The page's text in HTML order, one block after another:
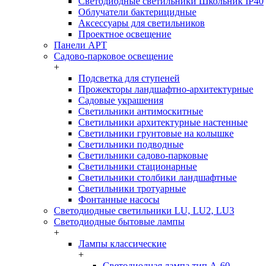
Облучатели бактерицидные
Аксессуары для светильников
Проектное освещение
Панели АРТ
Садово-парковое освещение
+
Подсветка для ступеней
Прожекторы ландшафтно-архитектурные
Садовые украшения
Светильники антимоскитные
Светильники архитектурные настенные
Светильники грунтовые на колышке
Светильники подводные
Светильники садово-парковые
Светильники стационарные
Светильники столбики ландшафтные
Светильники тротуарные
Фонтанные насосы
Светодиодные светильники LU, LU2, LU3
Светодиодные бытовые лампы
+
Лампы классические
+